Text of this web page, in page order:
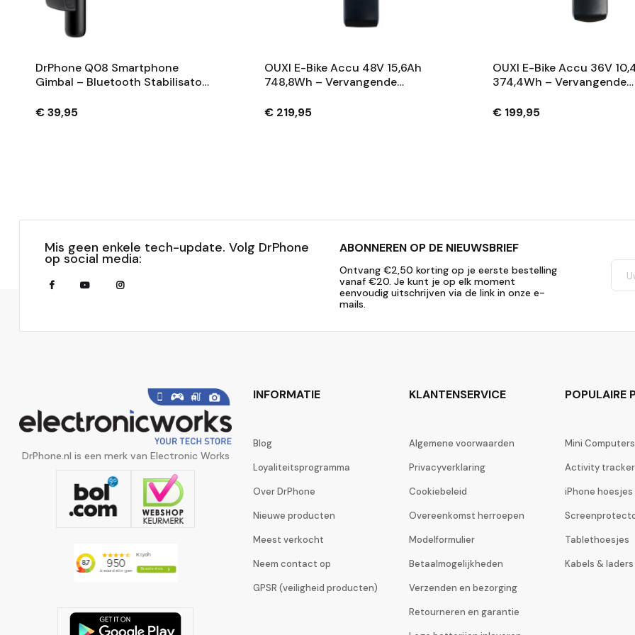
DrPhone Q08 Smartphone
Gimbal – Bluetooth Stabilisator
Zwart
€ 39,95
OUXI E-Bike Accu 48V 15,6Ah
748,8Wh – Vervangende
Sleutels – Zwart
€ 219,95
OUXI E-Bike Accu 36V
374,4Wh – Vervangende
Sleutels – Zwart
€ 199,95
Mis geen enkele tech-update. Volg DrPhone
op social media:
ABONNEREN OP DE NIEUWSBRIEF
Ontvang €2,50 korting op je eerste bestelling
vanaf €20. Je kunt je op elk moment
eenvoudig uitschrijven via de link in onze e-
mails.
DrPhone.nl is een merk van Electronic Works
INFORMATIE
Blog
Loyaliteitsprogramma
Over DrPhone
Nieuwe producten
Meest verkocht
Neem contact op
GPSR (veiligheid producten)
KLANTENSERVICE
Algemene voorwaarden
Privacyverklaring
Cookiebeleid
Overeenkomst herroepen
Modelformulier
Betaalmogelijkheden
Verzenden en bezorging
Retourneren en garantie
POPULAIRE
Mini Computers
Activity
iPhone hoesjes
Tablethoesjes
Kabels & laders